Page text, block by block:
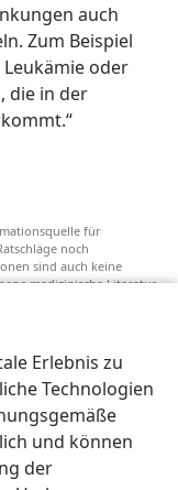
Erlebnis zu
Technologien
und können
der
auch
Zum Beispiel
oder
die in der
für
noch
sind auch keine
medizinische Literatur
werden können. Jeder
aktuell zu
und Patienten dabei
und gemäß ihren
Nicht alle
und akzeptabel.
immer an einen Arzt.